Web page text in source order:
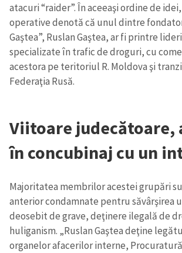
atacuri “raider”. În aceeaşi ordine de
operative denotă că unul dintre
Gaştea”, Ruslan Gaştea, ar fi printre
specializate în trafic de droguri, cu
acestora pe teritoriul R. Moldova şi
Federaţia Rusă.
Viitoare judecătoare,
în concubinaj cu un
Majoritatea membrilor acestei grupări
anterior condamnate pentru săvârşirea
deosebit de grave, deţinere ilegală de
huliganism. „Ruslan Gaştea deţine
organelor afacerilor interne,